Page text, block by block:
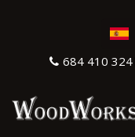
684 410 324